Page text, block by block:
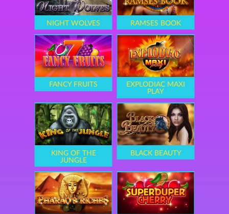
NIGHT WOLVES RAMSES BOOK
FANCY FRUITS
EXPLODIAC MAXI
PLAY
KING OF THE
JUNGLE
BLACK BEAUTY